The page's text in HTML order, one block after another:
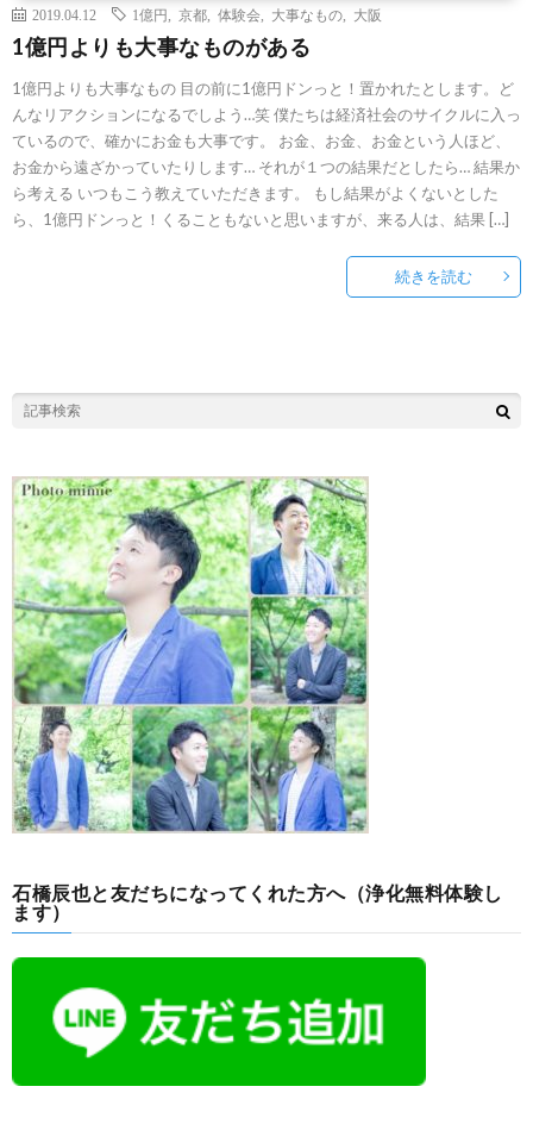
2019.04.12 1億円 京都 体験会 大事なもの 大阪
1億円よりも大事なものがある
1億円よりも大事なもの 目の前に1億円ドンっと！置かれたとします。ど
んなリアクションになるでしよう…笑 僕たちは経済社会のサイクルに入っ
ているので、確かにお金も大事です。 お金、お金、お金という人ほど、
お金から遠ざかっていたりします… それが１つの結果だとしたら… 結果か
ら考える いつもこう教えていただきます。 もし結果がよくないとした
ら、1億円ドンっと！くることもないと思いますが、来る人は、結果 […]
続きを読む
石橋辰也と友だちになってくれた方へ（浄化無料体験し
ます）